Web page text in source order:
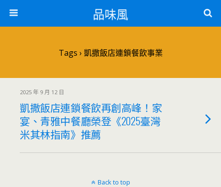
品味風
Tags › 凱撒飯店連鎖餐飲事業
2025 年 9 月 12 日
凱撒飯店連鎖餐飲再創高峰！家
宴、青雅中餐廳榮登《2025臺灣
米其林指南》推薦
Back to top